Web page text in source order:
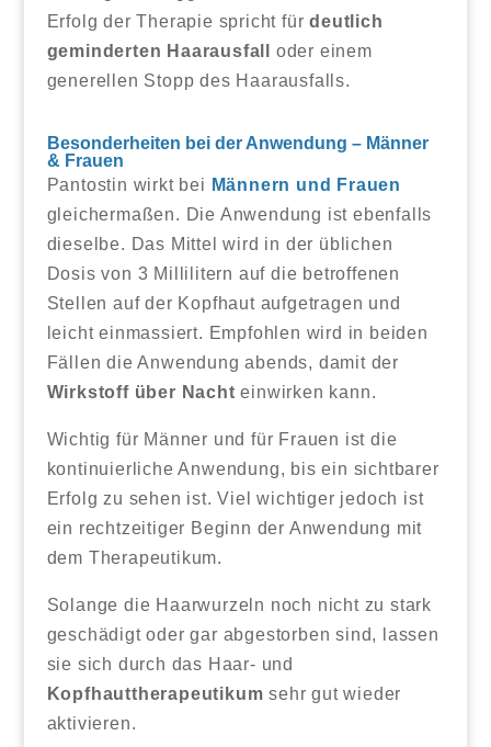
Erfolg der Therapie spricht fürdeutlich
geminderten Haarausfall
oder einem
generellen Stopp des Haarausfalls.
Besonderheiten bei der Anwendung – Männer
& Frauen
Pantostin wirkt bei Männern und Frauen
gleichermaßen. Die Anwendung ist ebenfalls
dieselbe. Das Mittel wird in der üblichen
Dosis von 3 Millilitern auf die betroffenen
Stellen auf der Kopfhaut aufgetragen und
leicht einmassiert. Empfohlen wird in beiden
Fällen die Anwendung abends, damit der
Wirkstoff über Nacht einwirken kann.
Wichtig für Männer und für Frauen ist die
kontinuierliche Anwendung, bis ein sichtbarer
Erfolg zu sehen ist. Viel wichtiger jedoch ist
ein rechtzeitiger Beginn der Anwendung mit
dem Therapeutikum.
Solange die Haarwurzeln noch nicht zu stark
geschädigt oder gar abgestorben sind, lassen
sie sich durch das Haar- und
Kopfhauttherapeutikum sehr gut wieder
aktivieren.